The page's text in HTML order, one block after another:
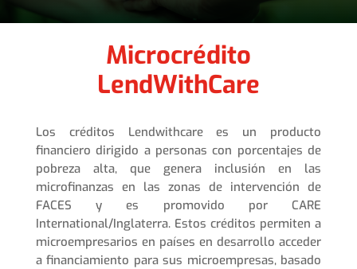
Microcrédito
LendWithCare
Los créditos Lendwithcare es un producto
financiero dirigido a personas con porcentajes de
pobreza alta, que genera inclusión en las
microfinanzas en las zonas de intervención de
FACES y es promovido por CARE
International/Inglaterra. Estos créditos permiten a
microempresarios en países en desarrollo acceder
a financiamiento para sus microempresas, basado